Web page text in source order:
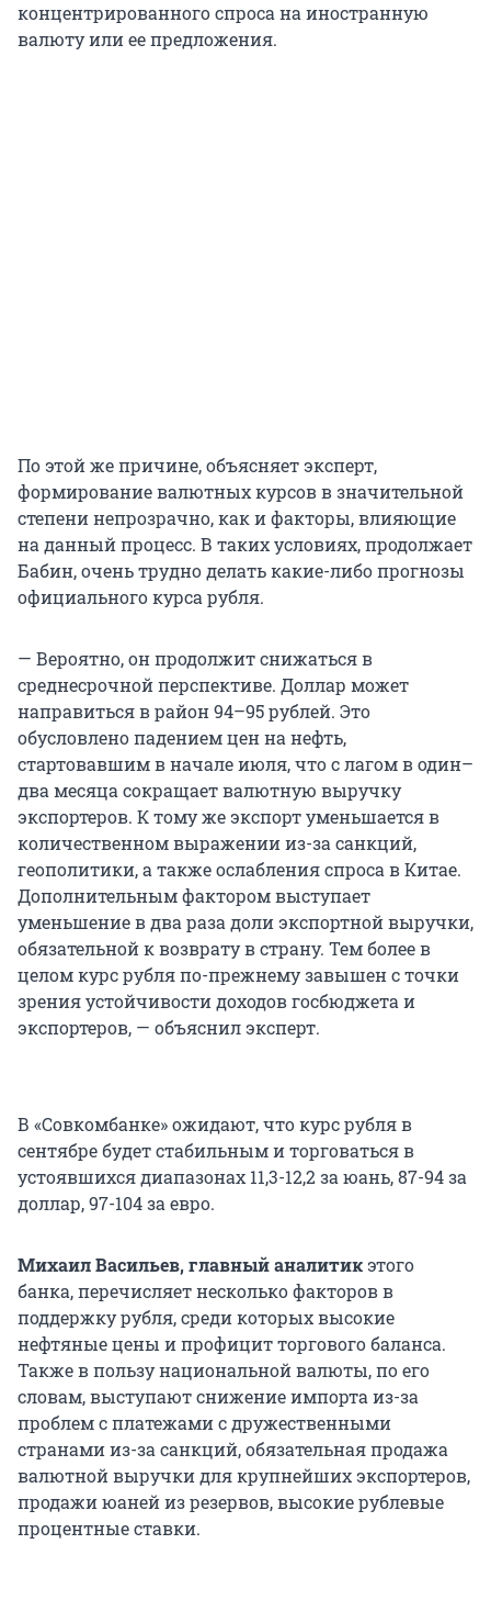
концентрированного спроса на иностранную
валюту или ее предложения.
По этой же причине, объясняет эксперт,
формирование валютных курсов в значительной
степени непрозрачно, как и факторы, влияющие
на данный процесс. В таких условиях, продолжает
Бабин, очень трудно делать какие-либо прогнозы
официального курса рубля.
— Вероятно, он продолжит снижаться в
среднесрочной перспективе. Доллар может
направиться в район 94–95 рублей. Это
обусловлено падением цен на нефть,
стартовавшим в начале июля, что с лагом в один–
два месяца сокращает валютную выручку
экспортеров. К тому же экспорт уменьшается в
количественном выражении из-за санкций,
геополитики, а также ослабления спроса в Китае.
Дополнительным фактором выступает
уменьшение в два раза доли экспортной выручки,
обязательной к возврату в страну. Тем более в
целом курс рубля по-прежнему завышен с точки
зрения устойчивости доходов госбюджета и
экспортеров, — объяснил эксперт.
В «Совкомбанке» ожидают, что курс рубля в
сентябре будет стабильным и торговаться в
устоявшихся диапазонах 11,3-12,2 за юань, 87-94 за
доллар, 97-104 за евро.
Михаил Васильев, главный аналитикэтого
банка, перечисляет несколько факторов в
поддержку рубля, среди которых высокие
нефтяные цены и профицит торгового баланса.
Также в пользу национальной валюты, по его
словам, выступают снижение импорта из-за
проблем с платежами с дружественными
странами из-за санкций, обязательная продажа
валютной выручки для крупнейших экспортеров,
продажи юаней из резервов, высокие рублевые
процентные ставки.